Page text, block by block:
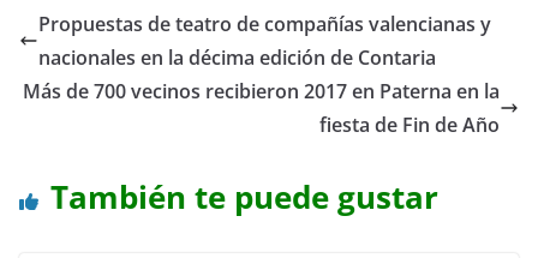
Propuestas de teatro de compañías valencianas y
nacionales en la décima edición de Contaria
Más de 700 vecinos recibieron 2017 en Paterna en la
fiesta de Fin de Año
También te puede gustar